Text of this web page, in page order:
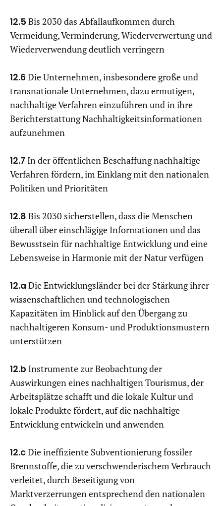
12.5 Bis 2030 das Abfallaufkommen durch
Vermeidung, Verminderung, Wiederverwertung und
Wiederverwendung deutlich verringern
12.6 Die Unternehmen, insbesondere große und
transnationale Unternehmen, dazu ermutigen,
nachhaltige Verfahren einzuführen und in ihre
Berichterstattung Nachhaltigkeitsinformationen
aufzunehmen
12.7 In der öffentlichen Beschaffung nachhaltige
Verfahren fördern, im Einklang mit den nationalen
Politiken und Prioritäten
12.8 Bis 2030 sicherstellen, dass die Menschen
überall über einschlägige Informationen und das
Bewusstsein für nachhaltige Entwicklung und eine
Lebensweise in Harmonie mit der Natur verfügen
12.a Die Entwicklungsländer bei der Stärkung ihrer
wissenschaftlichen und technologischen
Kapazitäten im Hinblick auf den Übergang zu
nachhaltigeren Konsum- und Produktionsmustern
unterstützen
12.b Instrumente zur Beobachtung der
Auswirkungen eines nachhaltigen Tourismus, der
Arbeitsplätze schafft und die lokale Kultur und
lokale Produkte fördert, auf die nachhaltige
Entwicklung entwickeln und anwenden
12.cDie ineffiziente Subventionierung fossiler
Brennstoffe, die zu verschwenderischem Verbrauch
verleitet, durch Beseitigung von
Marktverzerrungen entsprechend den nationalen